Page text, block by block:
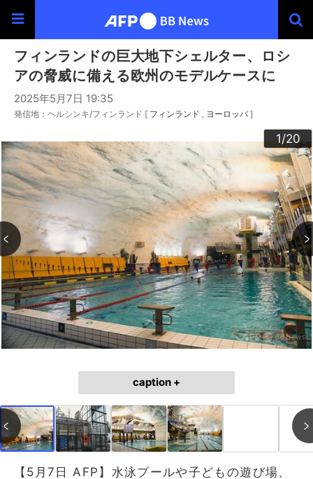
フィンランドの巨大地下シェルター、ロシ
アの脅威に備える欧州のモデルケースに
2025年5月7日 19:35
発信地：ヘルシンキ/フィンランド [ フィンランド ヨーロッパ ]
1/20
2/20
3/20
4/20
5/20
6/20
7/20
8/20
9/20
10/20
11/20
12/20
13/20
14/20
15/20
16/20
17/20
18/20
19/20
20/20
caption +
【5月7日 AFP】水泳プールや子どもの遊び場、